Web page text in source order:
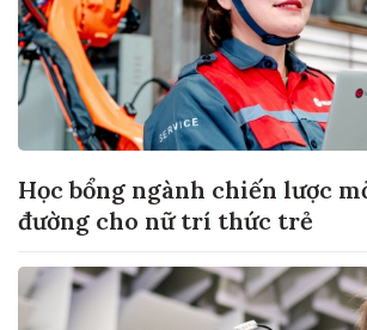
Học bổng ngành chiến lược
đường cho nữ trí thức trẻ